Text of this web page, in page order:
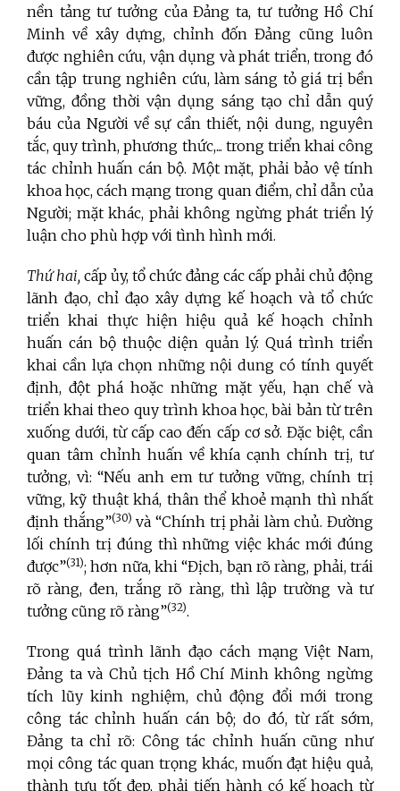
nền tảng tư tưởng của Đảng ta, tư tưởng Hồ Chí
Minh về xây dựng, chỉnh đốn Đảng cũng luôn
được nghiên cứu, vận dụng và phát triển, trong đó
cần tập trung nghiên cứu, làm sáng tỏ giá trị bền
vững, đồng thời vận dụng sáng tạo chỉ dẫn quý
báu của Người về sự cần thiết, nội dung, nguyên
tắc, quy trình, phương thức,... trong triển khai công
tác chỉnh huấn cán bộ. Một mặt, phải bảo vệ tính
khoa học, cách mạng trong quan điểm, chỉ dẫn của
Người; mặt khác, phải không ngừng phát triển lý
luận cho phù hợp với tình hình mới.
Thứ hai, cấp ủy, tổ chức đảng các cấp phải chủ động
lãnh đạo, chỉ đạo xây dựng kế hoạch và tổ chức
triển khai thực hiện hiệu quả kế hoạch chỉnh
huấn cán bộ thuộc diện quản lý. Quá trình triển
khai cần lựa chọn những nội dung có tính quyết
định, đột phá hoặc những mặt yếu, hạn chế và
triển khai theo quy trình khoa học, bài bản từ trên
xuống dưới, từ cấp cao đến cấp cơ sở. Đặc biệt, cần
quan tâm chỉnh huấn về khía cạnh chính trị, tư
tưởng, vì: “Nếu anh em tư tưởng vững, chính trị
vững, kỹ thuật khá, thân thể khoẻ mạnh thì nhất
định thắng”(30) và “Chính trị phải làm chủ. Đường
lối chính trị đúng thì những việc khác mới đúng
được”(31); hơn nữa, khi “Địch, bạn rõ ràng, phải, trái
rõ ràng, đen, trắng rõ ràng, thì lập trường và tư
tưởng cũng rõ ràng”(32).
Trong quá trình lãnh đạo cách mạng Việt Nam,
Đảng ta và Chủ tịch Hồ Chí Minh không ngừng
tích lũy kinh nghiệm, chủ động đổi mới trong
công tác chỉnh huấn cán bộ; do đó, từ rất sớm,
Đảng ta chỉ rõ: Công tác chỉnh huấn cũng như
mọi công tác quan trọng khác, muốn đạt hiệu quả,
thành tựu tốt đẹp, phải tiến hành có kế hoạch từ